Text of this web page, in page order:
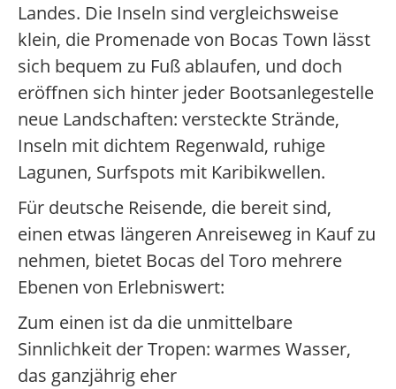
Landes. Die Inseln sind vergleichsweise
klein, die Promenade von Bocas Town lässt
sich bequem zu Fuß ablaufen, und doch
eröffnen sich hinter jeder Bootsanlegestelle
neue Landschaften: versteckte Strände,
Inseln mit dichtem Regenwald, ruhige
Lagunen, Surfspots mit Karibikwellen.
Für deutsche Reisende, die bereit sind,
einen etwas längeren Anreiseweg in Kauf zu
nehmen, bietet Bocas del Toro mehrere
Ebenen von Erlebniswert:
Zum einen ist da die unmittelbare
Sinnlichkeit der Tropen: warmes Wasser,
das ganzjährig eher